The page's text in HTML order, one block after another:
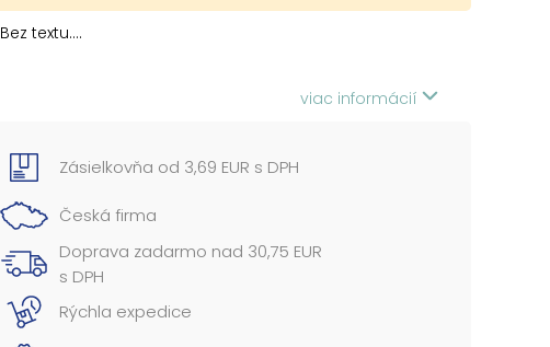
Bez textu....
viac informácií
Zásielkovňa od 3,69 EUR s DPH
Česká firma
Doprava zadarmo nad 30,75 EUR
s DPH
Rýchla expedice